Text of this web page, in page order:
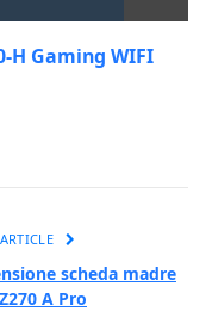
H Gaming WIFI
scheda madre
A Pro